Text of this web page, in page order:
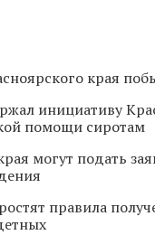
края
инициативу
помощи сиротам
могут подать
правила